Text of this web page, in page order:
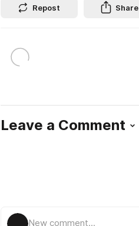
Repost Share
Leave a Comment